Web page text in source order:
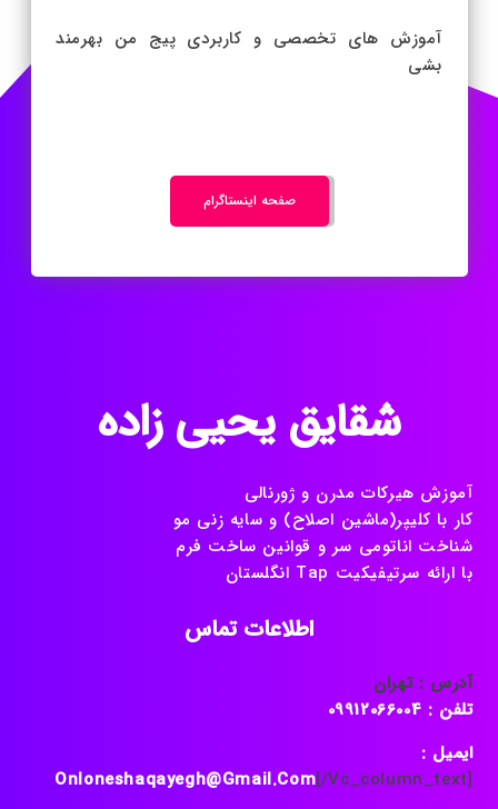
آموزش های تخصصی و کاربردی پیج من بهرمند
بشی
صفحه اینستاگرام
شقایق یحیی زاده
آموزش هیرکات مدرن و ژورنالی
کار با کلیپر(ماشین اصلاح) و سایه زنی مو
شناخت اناتومی سر و قوانین ساخت فرم
با ارائه سرتیفیکیت Tap انگلستان
اطلاعات تماس
آدرس : تهران
تلفن : 09912066004
ایمیل :
Onloneshaqayegh@gmail.com[/vc_column_text]